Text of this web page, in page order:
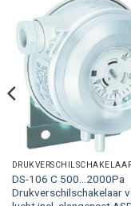
DS-106 C 500…2000Pa
Drukverschilschakelaar